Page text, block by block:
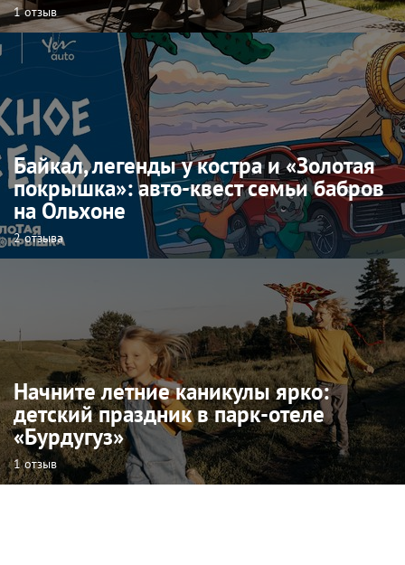
1 отзыв
Байкал, легенды у костра и «Золотая
покрышка»: авто-квест семьи бабров
на Ольхоне
2 отзыва
Начните летние каникулы ярко:
детский праздник в парк-отеле
«Бурдугуз»
1 отзыв